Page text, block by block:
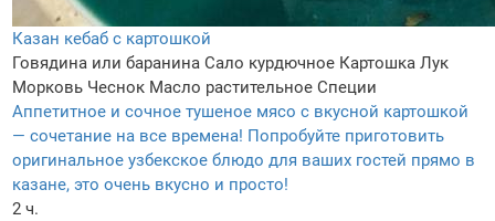
Казан кебаб с картошкой
Говядина или баранина Сало курдючное Картошка Лук
Морковь Чеснок Масло растительное Специи
Аппетитное и сочное тушеное мясо с вкусной картошкой
— сочетание на все времена! Попробуйте приготовить
оригинальное узбекское блюдо для ваших гостей прямо в
казане, это очень вкусно и просто!
2 ч.